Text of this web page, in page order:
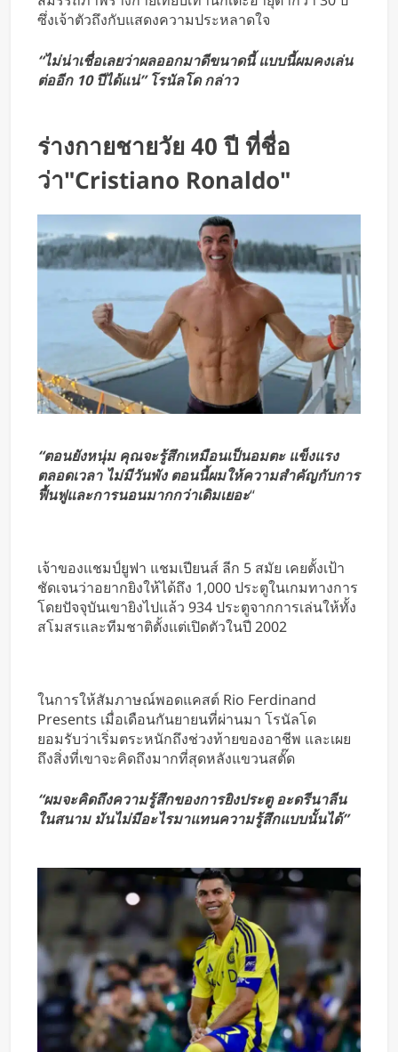
ซึ่งเจ้าตัวถึงกับแสดงความประหลาดใจ
“ไม่น่าเชื่อเลยว่าผลออกมาดีขนาดนี้ แบบนี้ผมคงเล่น
ต่ออีก 10 ปีได้แน่” โรนัลโด กล่าว
ร่างกายชายวัย 40 ปี ที่ชื่อ
ว่า"Cristiano Ronaldo"
“ตอนยังหนุ่ม คุณจะรู้สึกเหมือนเป็นอมตะ แข็งแรง
ตลอดเวลา ไม่มีวันพัง ตอนนี้ผมให้ความสำคัญกับการ
ฟื้นฟูและการนอนมากกว่าเดิมเยอะ“
เจ้าของแชมป์ยูฟา แชมเปียนส์ ลีก 5 สมัย เคยตั้งเป้า
ชัดเจนว่าอยากยิงให้ได้ถึง 1,000 ประตูในเกมทางการ
โดยปัจจุบันเขายิงไปแล้ว 934 ประตูจากการเล่นให้ทั้ง
สโมสรและทีมชาติตั้งแต่เปิดตัวในปี 2002
ในการให้สัมภาษณ์พอดแคสต์ Rio Ferdinand
Presents เมื่อเดือนกันยายนที่ผ่านมา โรนัลโด
ยอมรับว่าเริ่มตระหนักถึงช่วงท้ายของอาชีพ และเผย
ถึงสิ่งที่เขาจะคิดถึงมากที่สุดหลังแขวนสตั๊ด
“ผมจะคิดถึงความรู้สึกของการยิงประตู อะดรีนาลีน
ในสนาม มันไม่มีอะไรมาแทนความรู้สึกแบบนั้นได้”